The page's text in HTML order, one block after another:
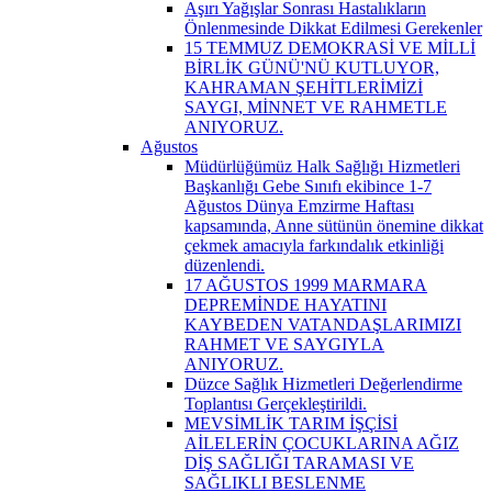
Aşırı Yağışlar Sonrası Hastalıkların
Önlenmesinde Dikkat Edilmesi Gerekenler
15 TEMMUZ DEMOKRASİ VE MİLLİ
BİRLİK GÜNÜ'NÜ KUTLUYOR,
KAHRAMAN ŞEHİTLERİMİZİ
SAYGI, MİNNET VE RAHMETLE
ANIYORUZ.
Ağustos
Müdürlüğümüz Halk Sağlığı Hizmetleri
Başkanlığı Gebe Sınıfı ekibince 1-7
Ağustos Dünya Emzirme Haftası
kapsamında, Anne sütünün önemine dikkat
çekmek amacıyla farkındalık etkinliği
düzenlendi.
17 AĞUSTOS 1999 MARMARA
DEPREMİNDE HAYATINI
KAYBEDEN VATANDAŞLARIMIZI
RAHMET VE SAYGIYLA
ANIYORUZ.
Düzce Sağlık Hizmetleri Değerlendirme
Toplantısı Gerçekleştirildi.
MEVSİMLİK TARIM İŞÇİSİ
AİLELERİN ÇOCUKLARINA AĞIZ
DİŞ SAĞLIĞI TARAMASI VE
SAĞLIKLI BESLENME